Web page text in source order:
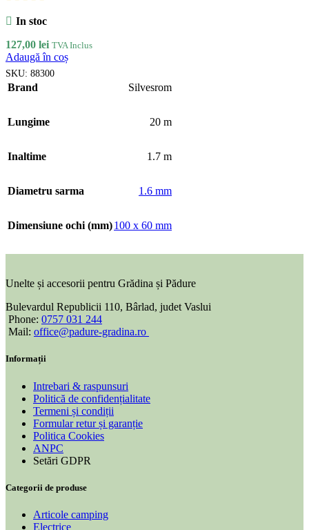
In stoc
127,00 lei TVA Inclus
Adaugă în coș
SKU: 88300
Brand Silvesrom
Lungime 20 m
Inaltime 1.7 m
Diametru sarma 1.6 mm
Dimensiune ochi (mm)100 x 60 mm
Unelte și accesorii pentru Grădina și Pădure
Bulevardul Republicii 110, Bârlad, judet Vaslui
Phone: 0757 031 244
Mail: office@padure-gradina.ro
Informații
Intrebari & raspunsuri
Politică de confidențialitate
Termeni și condiții
Formular retur și garanție
Politica Cookies
ANPC
Setări GDPR
Categorii de produse
Articole camping
Electrice